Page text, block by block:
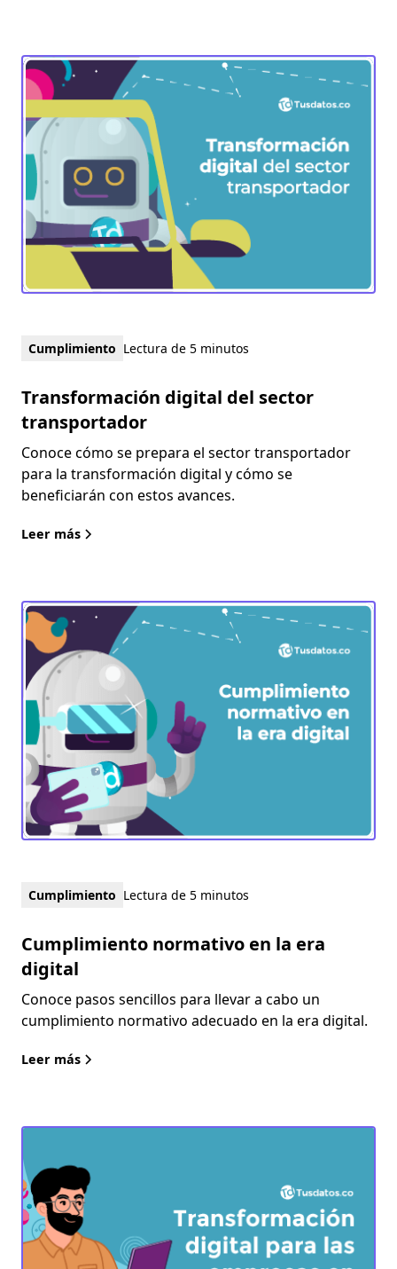
Cumplimiento Lectura de 5 minutos
Transformación digital del sector
transportador
Conoce cómo se prepara el sector transportador
para la transformación digital y cómo se
beneficiarán con estos avances.
Leer más
Cumplimiento Lectura de 5 minutos
Cumplimiento normativo en la era
digital
Conoce pasos sencillos para llevar a cabo un
cumplimiento normativo adecuado en la era digital.
Leer más